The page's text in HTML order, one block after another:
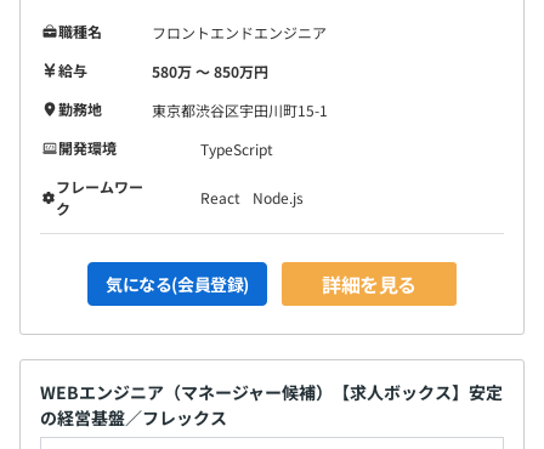
ます。
その内、開発エンジニアが約7割を占めます。
案件により、チームをつくり、動いていただきます。
企画者やデザイナーと二人三脚で開発をおこなっていただ
きます。
職種名
フロントエンドエンジニア
給与
580万 〜 850万円
勤務地
東京都渋谷区宇田川町15-1
開発環境
TypeScript
フレームワー
ク
React Node.js
気になる(会員登録) 詳細を見る
WEBエンジニア（マネージャー候補）【求人ボックス】安定
の経営基盤／フレックス